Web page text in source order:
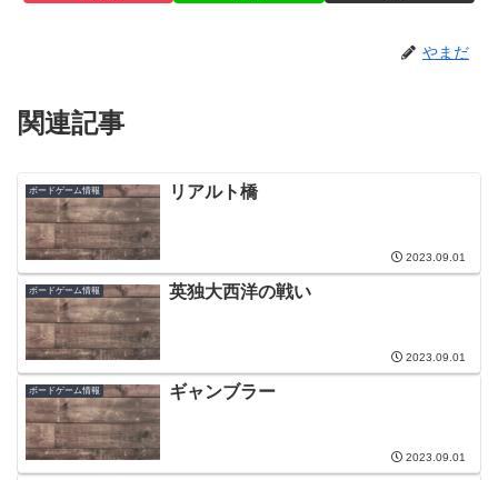
やまだ
関連記事
ボードゲーム情報 リアルト橋
2023.09.01
ボードゲーム情報 英独大西洋の戦い
2023.09.01
ボードゲーム情報 ギャンブラー
2023.09.01